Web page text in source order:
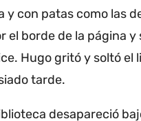
y con patas como las
el borde de la página y
Hugo gritó y soltó el
tarde.
desapareció